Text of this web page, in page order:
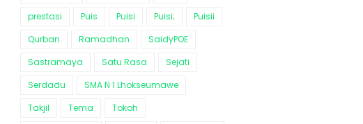
prestasi
Puis Puisi Puisi;
Puisii
Qurban
Ramadhan
SaidyPOE
Sastramaya
Satu Rasa
Sejati
Serdadu
SMA N 1 Lhokseumawe
Takjil
Tema
Tokoh